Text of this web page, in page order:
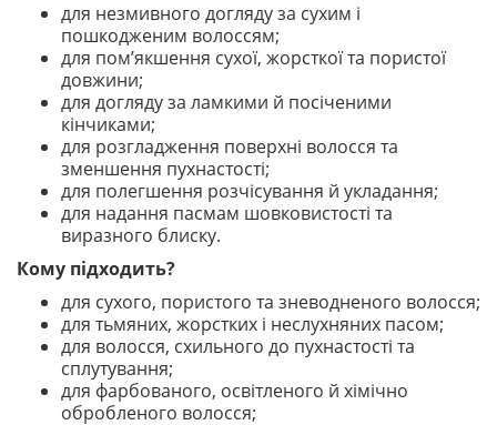
для незмивного догляду за сухим і
пошкодженим волоссям;
для пом’якшення сухої, жорсткої та пористої
довжини;
для догляду за ламкими й посіченими
кінчиками;
для розгладження поверхні волосся та
зменшення пухнастості;
для полегшення розчісування й укладання;
для надання пасмам шовковистості та
виразного блиску.
Кому підходить?
для сухого, пористого та зневодненого волосся;
для тьмяних, жорстких і неслухняних пасом;
для волосся, схильного до пухнастості та
сплутування;
для фарбованого, освітленого й хімічно
обробленого волосся;